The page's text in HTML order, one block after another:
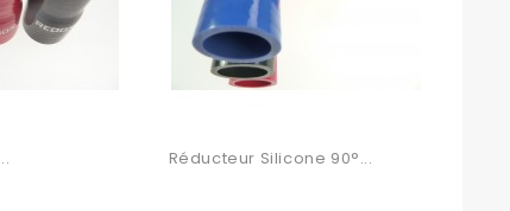
Réducteur Silicone 90°...